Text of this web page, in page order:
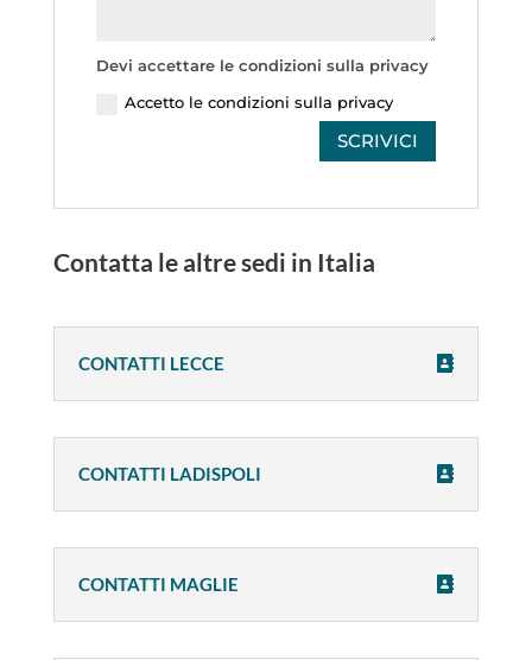
Devi accettare le condizioni sulla privacy
Accetto le condizioni sulla privacy
SCRIVICI
Contatta le altre sedi in Italia
CONTATTI LECCE
CONTATTI LADISPOLI
CONTATTI MAGLIE